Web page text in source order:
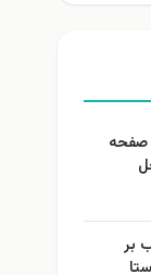
صفحه
بر